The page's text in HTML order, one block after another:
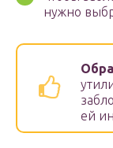
нужно
ей